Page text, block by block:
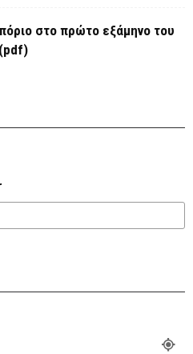
στο πρώτο εξάμηνο του